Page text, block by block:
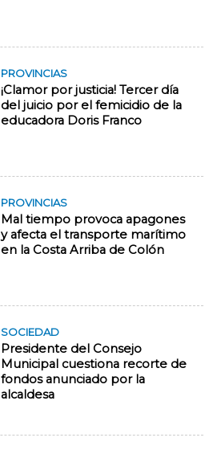
PROVINCIAS
¡Clamor por justicia! Tercer día
del juicio por el femicidio de la
educadora Doris Franco
PROVINCIAS
Mal tiempo provoca apagones
y afecta el transporte marítimo
en la Costa Arriba de Colón
SOCIEDAD
Presidente del Consejo
Municipal cuestiona recorte de
fondos anunciado por la
alcaldesa